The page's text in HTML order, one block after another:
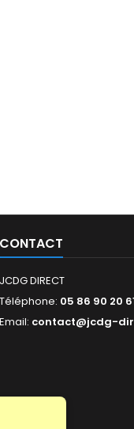
CONTACT
JCDG DIRECT
Téléphone: 05 86 90 20
Email: contact@jcdg-